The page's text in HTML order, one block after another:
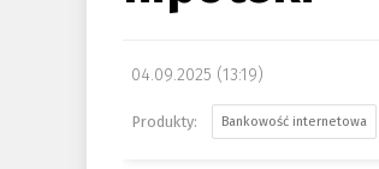
04.09.2025 (13:19)
Bankowość internetowa